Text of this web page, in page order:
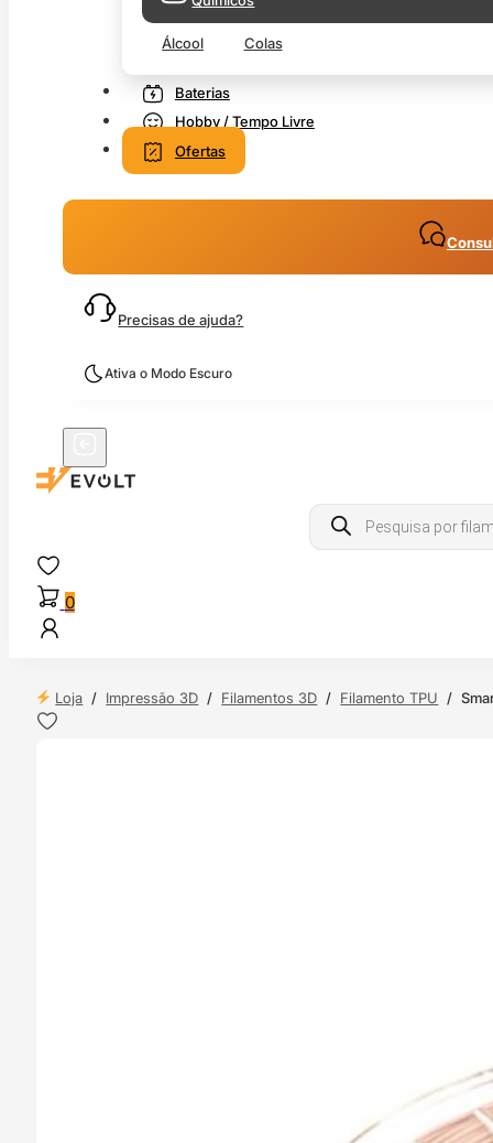
Álcool Colas
Baterias
Hobby / Tempo Livre
Ofertas
Precisas de ajuda?
Ativa o Modo Escuro
Products
search
0
Loja / Impressão 3D / Filamentos 3D / Filamento TPU /